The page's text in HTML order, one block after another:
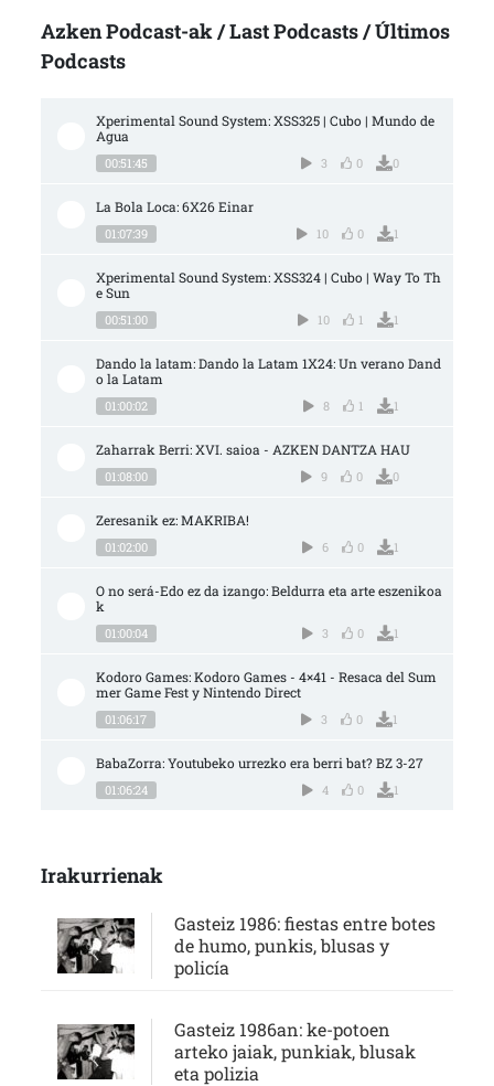
Azken Podcast-ak / Last Podcasts / Últimos
Podcasts
Xperimental Sound System: XSS325 | Cubo | Mundo de
Agua
00:51:45 3 0 0
La Bola Loca: 6X26 Einar
01:07:39 10 0 1
Xperimental Sound System: XSS324 | Cubo | Way To Th
e Sun
00:51:00 10 1 1
Dando la latam: Dando la Latam 1X24: Un verano Dand
o la Latam
01:00:02 8 1 1
Zaharrak Berri: XVI. saioa - AZKEN DANTZA HAU
01:08:00 9 0 0
Zeresanik ez: MAKRIBA!
01:02:00 6 0 1
O no será-Edo ez da izango: Beldurra eta arte eszenikoa
k
01:00:04 3 0 1
Kodoro Games: Kodoro Games - 4×41 - Resaca del Sum
mer Game Fest y Nintendo Direct
01:06:17 3 0 1
BabaZorra: Youtubeko urrezko era berri bat? BZ 3-27
01:06:24 4 0 1
Irakurrienak
Gasteiz 1986: fiestas entre botes
de humo, punkis, blusas y
policía
Gasteiz 1986an: ke-potoen
arteko jaiak, punkiak, blusak
eta polizia